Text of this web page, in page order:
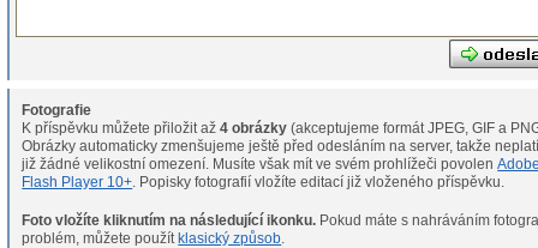
Fotografie
K příspěvku můžete přiložit až4 obrázky (akceptujeme formát JPEG, GIF a
Obrázky automaticky zmenšujeme ještě před odesláním na server, takže
již žádné velikostní omezení. Musíte však mít ve svém prohlížeči povolen
Flash Player 10+ . Popisky fotografií vložíte editací již vloženého příspěvku.
Foto vložíte kliknutím na následující ikonku.
problém, můžete použít klasický způsob.